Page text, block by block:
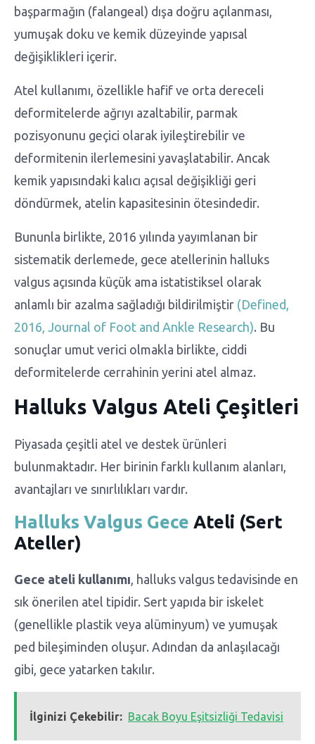
başparmağın (falangeal) dışa doğru açılanması,
yumuşak doku ve kemik düzeyinde yapısal
değişiklikleri içerir.
Atel kullanımı, özellikle hafif ve orta dereceli
deformitelerde ağrıyı azaltabilir, parmak
pozisyonunu geçici olarak iyileştirebilir ve
deformitenin ilerlemesini yavaşlatabilir. Ancak
kemik yapısındaki kalıcı açısal değişikliği geri
döndürmek, atelin kapasitesinin ötesindedir.
Bununla birlikte, 2016 yılında yayımlanan bir
sistematik derlemede, gece atellerinin halluks
valgus açısında küçük ama istatistiksel olarak
anlamlı bir azalma sağladığı bildirilmiştir (Defined,
2016, Journal of Foot and Ankle Research). Bu
sonuçlar umut verici olmakla birlikte, ciddi
deformitelerde cerrahinin yerini atel almaz.
Halluks Valgus Ateli Çeşitleri
Piyasada çeşitli atel ve destek ürünleri
bulunmaktadır. Her birinin farklı kullanım alanları,
avantajları ve sınırlılıkları vardır.
Halluks Valgus Gece Ateli (Sert
Ateller)
Gece ateli kullanımı , halluks valgus tedavisinde en
sık önerilen atel tipidir. Sert yapıda bir iskelet
(genellikle plastik veya alüminyum) ve yumuşak
ped bileşiminden oluşur. Adından da anlaşılacağı
gibi, gece yatarken takılır.
İlginizi Çekebilir: Bacak Boyu Eşitsizliği Tedavisi